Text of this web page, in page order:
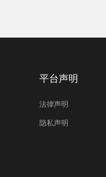
平台声明
法律声明
隐私声明